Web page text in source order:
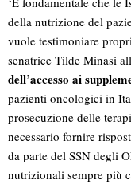
della nutrizione del
vuole testimoniare
senatrice Tilde Minasi
dell’accesso ai
pazienti oncologici in
prosecuzione delle
necessario fornire
da parte del SSN degli
nutrizionali sempre più